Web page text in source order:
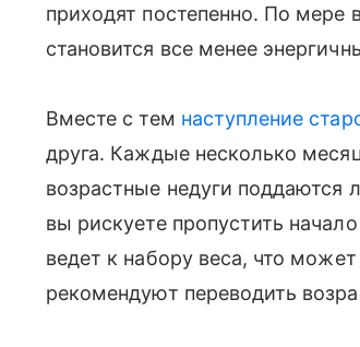
приходят постепенно. По мере
становится все менее
Вместе с тем наступление
друга. Каждые несколько
возрастные недуги поддаются
вы рискуете пропустить
ведет к набору веса, что
рекомендуют переводить